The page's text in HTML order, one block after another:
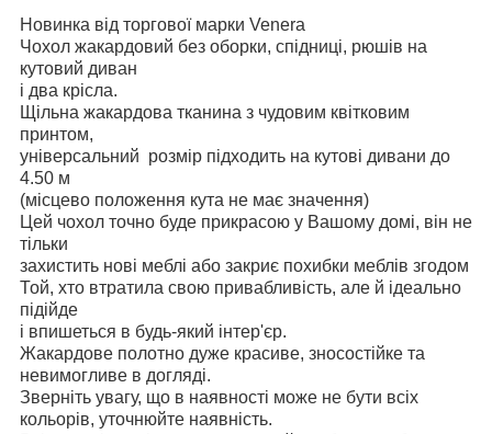
Новинка від торгової марки Venera
Чохол жакардовий без оборки, спідниці, рюшів на
кутовий диван
і два крісла.
Щільна жакардова тканина з чудовим квітковим
принтом,
універсальний розмір підходить на кутові дивани до
4.50 м
(місцево положення кута не має значення)
Цей чохол точно буде прикрасою у Вашому домі, він не
тільки
захистить нові меблі або закриє похибки меблів згодом
Той, хто втратила свою привабливість, але й ідеально
підійде
і впишеться в будь-який інтер'єр.
Жакардове полотно дуже красиве, зносостійке та
невимогливе в догляді.
Зверніть увагу, що в наявності може не бути всіх
кольорів, уточнюйте наявність.